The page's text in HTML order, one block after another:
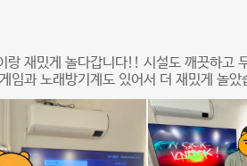
랑 재밌게 놀다갑니다!! 시설도 깨끗하고
임과 노래방기계도 있어서 더 재밌게 놀